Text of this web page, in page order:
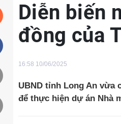
Diễn biến
đồng của
16:58 10/06/2025
UBND tỉnh Long An vừa
để thực hiện dự án Nhà